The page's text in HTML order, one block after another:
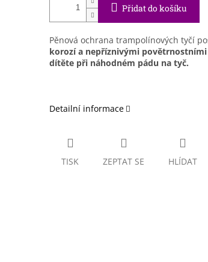
Přidat do košíku
Pěnová ochrana trampolínových tyčí
korozí a nepříznivými
dítěte při náhodném pádu na tyč.
Detailní informace
TISK ZEPTAT SE HLÍDAT